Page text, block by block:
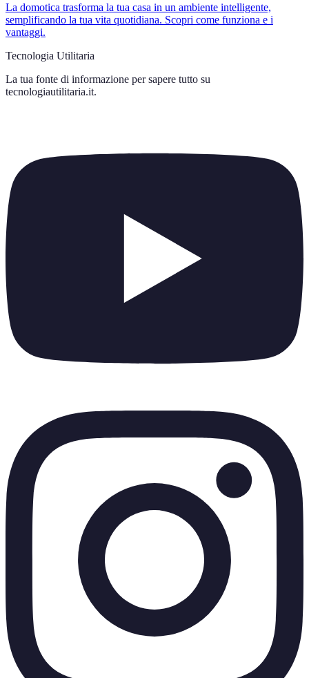
La domotica trasforma la tua casa in un ambiente intelligente,
semplificando la tua vita quotidiana. Scopri come funziona e i
vantaggi.
Tecnologia Utilitaria
La tua fonte di informazione per sapere tutto su
tecnologiautilitaria.it.